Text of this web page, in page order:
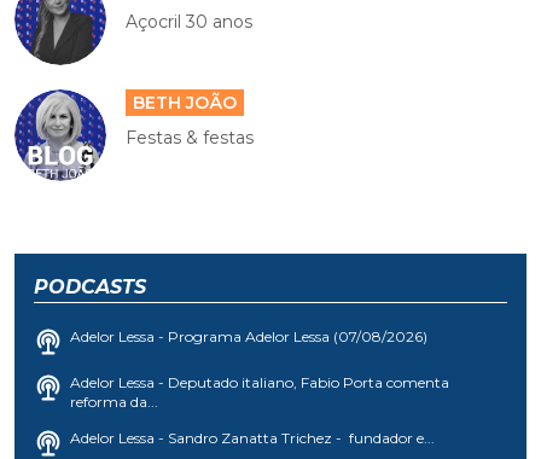
Açocril 30 anos
BETH JOÃO
Festas & festas
PODCASTS
Adelor Lessa - Programa Adelor Lessa (07/08/2026)
Adelor Lessa - Deputado italiano, Fabio Porta comenta
reforma da...
Adelor Lessa - Sandro Zanatta Trichez - fundador e...